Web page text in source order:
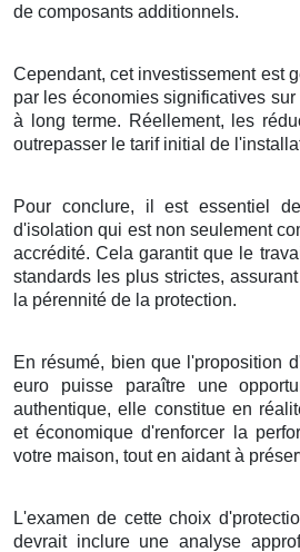
de composants additionnels.
Cependant, cet investissementest
par les économies significatives sur
à
long terme. Réellement, les
outrepasser le tarifinitial de
Pour conclure, il est essentiel
d'isolation qui est non seulement
accrédité. Celagarantitque le
standards les plus strictes, assurant
la pérennité de la protection.
En résumé, bien que l'proposition
euro puisse paraîtreune
authentique, elle constitueen
etéconomique d'renforcer la
votre maison, tout en aidantà
L'examen de cettechoix d'
devrait inclureuneanalyse